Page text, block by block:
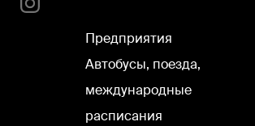
Предприятия
Автобусы, поезда,
международные
расписания